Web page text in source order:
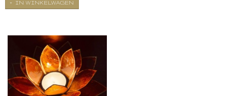
IN WINKELWAGEN